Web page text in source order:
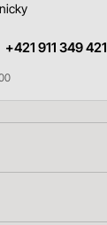
+421 911 349 421